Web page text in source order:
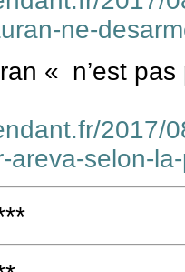
ne-
« n’est
2017/
areva-selon-